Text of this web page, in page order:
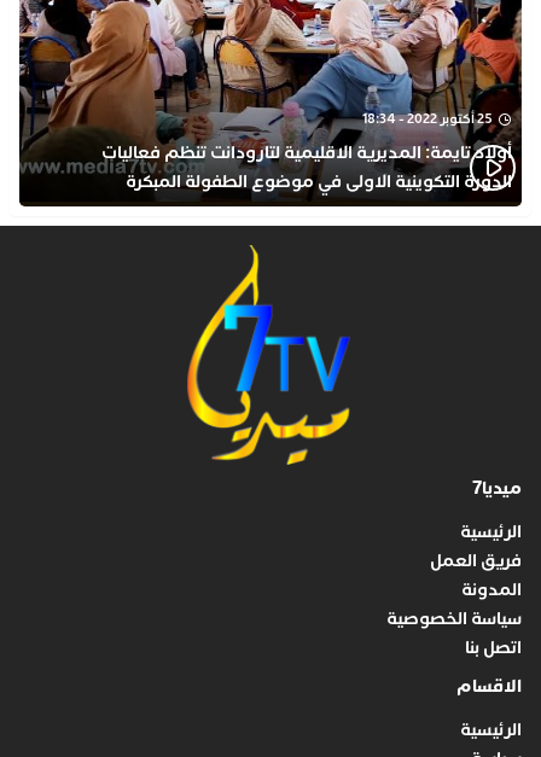
25 أكتوبر 2022 - 18:34
أولاد تايمة: المديرية الاقليمية لتارودانت تنظم فعاليات
الدورة التكوينية الاولى في موضوع الطفولة المبكرة
بمركز التكوين ثانوية الحسن الثاني التأهيلية
ميديا7
الرئيسية
فريق العمل
المدونة
سياسة الخصوصية
اتصل بنا
الاقسام
الرئيسية